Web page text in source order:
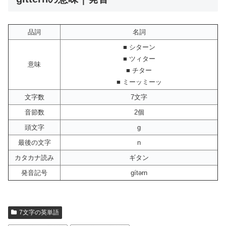
品詞 名詞
意味
■ シターン
■ ツィター
■ チター
■ ミーッミーッ
文字数
7文字
音節数
2個
頭文字
g
最後の文字
n
カタカナ読み
ギタン
発音記号
gítərn
7文字の英単語